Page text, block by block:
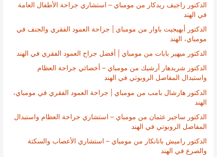
الدكتور راجيف ريدكار من مومباي – استشاري جراحة الأطفال العامة
في الهند
الدكتور أبهيجيت باوار من مومباي | جراحة العمود الفقري والجنف في
مومباي، الهند
الدكتور ميهير بابات من مومباي | أفضل جراح العمود الفقري في الهند
الدكتور شريدهار أرشيك من مومباي – أخصائي جراحة العظام
واستبدال المفاصل الروبوتي في الهند
الدكتور هارشال بامب من مومباي | جراحة العمود الفقري في مومباي،
الهند
الدكتور ساجير عثمان من مومباي – استشاري جراحة العظام واستبدال
المفاصل الروبوتي في الهند
الدكتور راميش باتانكار من مومباي – استشاري الأعصاب والسكتة
والصرع في الهند